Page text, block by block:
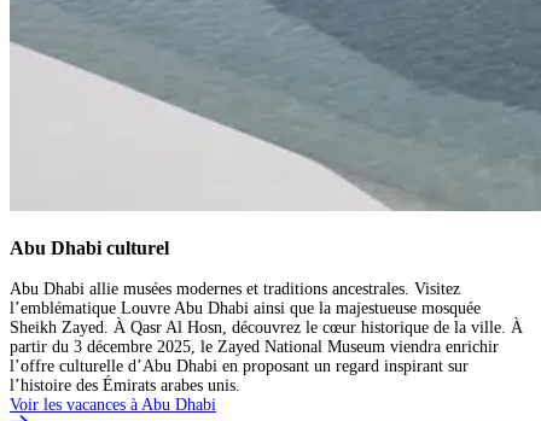
Abu Dhabi culturel
Abu Dhabi allie musées modernes et traditions ancestrales. Visitez
l’emblématique Louvre Abu Dhabi ainsi que la majestueuse mosquée
Sheikh Zayed. À Qasr Al Hosn, découvrez le cœur historique de la ville. À
partir du 3 décembre 2025, le Zayed National Museum viendra enrichir
l’offre culturelle d’Abu Dhabi en proposant un regard inspirant sur
l’histoire des Émirats arabes unis.
Voir les vacances à Abu Dhabi